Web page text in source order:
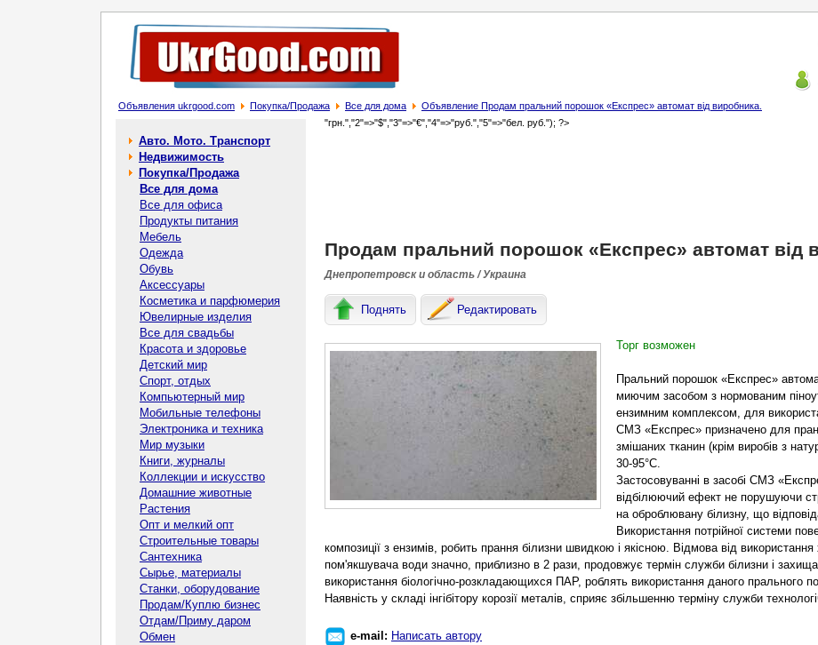
Объявления ukrgood.com Покупка/Продажа Все для дома Объявление Продам пральний порошок «Експрес» автомат від виробника.
Авто. Мото. Транспорт
Недвижимость
Покупка/Продажа
Все для дома
Все для офиса
Продукты питания
Мебель
Одежда
Обувь
Аксессуары
Косметика и парфюмерия
Ювелирные изделия
Все для свадьбы
Красота и здоровье
Детский мир
Спорт, отдых
Компьютерный мир
Мобильные телефоны
Электроника и техника
Мир музыки
Книги, журналы
Коллекции и искусство
Домашние животные
Растения
Опт и мелкий опт
Строительные товары
Сантехника
Сырье, материалы
Станки, оборудование
Продам/Куплю бизнес
Отдам/Приму даром
Обмен
"грн.","2"=>"$","3"=>"€","4"=>"руб.","5"=>"бел. руб."); ?>
Продам пральний порошок «Експрес» автомат від
Днепропетровск и область / Украина
Поднять Редактировать
Торг возможен
Пральний порошок «Експрес»
миючим засобом з нормованим
ензимним комплексом, для
СМЗ «Експрес» призначено для
змішаних тканин (крім виробів з
30-95°С.
Застосовуванні в засобі СМЗ
відбілюючий ефект не порушуючи
на оброблювану білизну, що
Використання потрійної системи
композиції з ензимів, робить прання білизни швидкою і якісною. Відмова від використання
пом'якшувача води значно, приблизно в 2 рази, продовжує термін служби білизни і
використання біологічно-розкладающихся ПАР, роблять використання даного прального
Наявність у складі інгібітору корозії металів, сприяє збільшенню терміну служби
e-mail: Написать автору